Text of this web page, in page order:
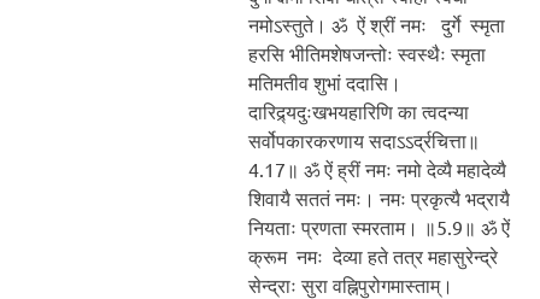
नमोऽस्तु‍ते। ॐ ऐं श्रीं नमः दुर्गे स्मृता
हरसि भीतिमशेषजन्तोः स्वस्थैः स्मृता
मतिमतीव शुभां ददासि।
दारिद्र्यदुःखभयहारिणि का त्वदन्या
सर्वोपकारकरणाय सदाऽऽर्द्रचित्ता॥
4.17॥ ॐ ऐं ह्रीं नमः नमो देव्यै महादेव्यै
शिवायै सततं नमः। नमः प्रकृत्यै भद्रायै
नियताः प्रणता स्मरताम। ॥5.9॥ ॐ ऐं
क्रूम नमः देव्या हते तत्र महासुरेन्द्रे
सेन्द्राः सुरा वह्निपुरोगमास्ताम्।